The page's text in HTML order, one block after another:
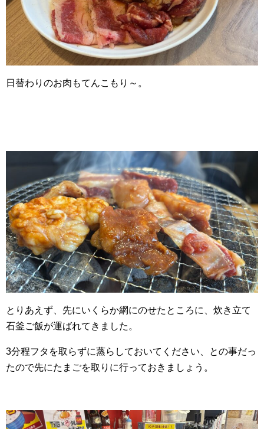
日替わりのお肉もてんこもり～。
とりあえず、先にいくらか網にのせたところに、炊き立て
石釜ご飯が運ばれてきました。
3分程フタを取らずに蒸らしておいてください、との事だっ
たので先にたまごを取りに行っておきましょう。